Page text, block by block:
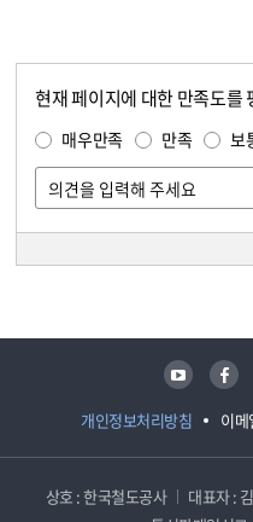
현재 페이지에 대한 만족도를
매우만족 만족 보
개인정보처리방침 이
유튜브 페이스북
상호 : 한국철도공사 대표자 :